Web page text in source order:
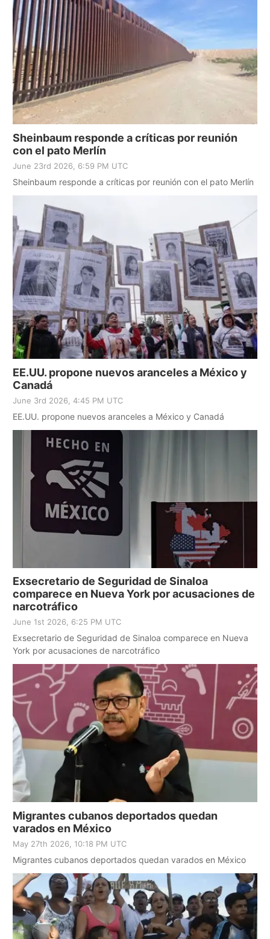
Sheinbaum responde a críticas por reunión
con el pato Merlín
June 23rd 2026, 6:59 PM UTC
Sheinbaum responde a críticas por reunión con el pato Merlín
EE.UU. propone nuevos aranceles a México y
Canadá
June 3rd 2026, 4:45 PM UTC
EE.UU. propone nuevos aranceles a México y Canadá
Exsecretario de Seguridad de Sinaloa
comparece en Nueva York por acusaciones de
narcotráfico
June 1st 2026, 6:25 PM UTC
Exsecretario de Seguridad de Sinaloa comparece en Nueva
York por acusaciones de narcotráfico
Migrantes cubanos deportados quedan
varados en México
May 27th 2026, 10:18 PM UTC
Migrantes cubanos deportados quedan varados en México